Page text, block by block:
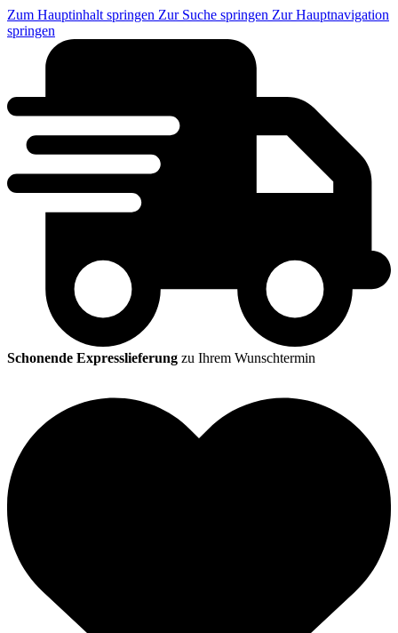
Zum Hauptinhalt springen Zur Suche springen Zur Hauptnavigation
springen
Schonende Expresslieferung zu Ihrem Wunschtermin